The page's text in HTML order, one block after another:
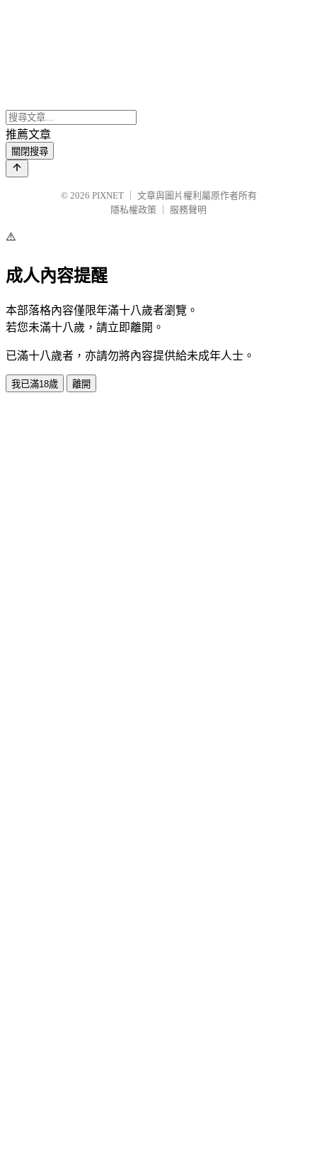
推薦文章
關閉搜尋
© 2026 PIXNET
文章與圖片權利屬原作者所有
隱私權政策
服務聲明
⚠️
成人內容提醒
本部落格內容僅限年滿十八歲者瀏覽。
若您未滿十八歲，請立即離開。
已滿十八歲者，亦請勿將內容提供給未成年人士。
我已滿18歲 離開